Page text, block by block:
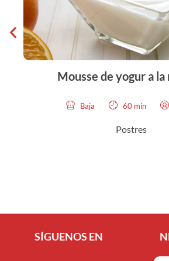
Mousse de yogur a la
Baja 60 min
Postres
SÍGUENOS EN